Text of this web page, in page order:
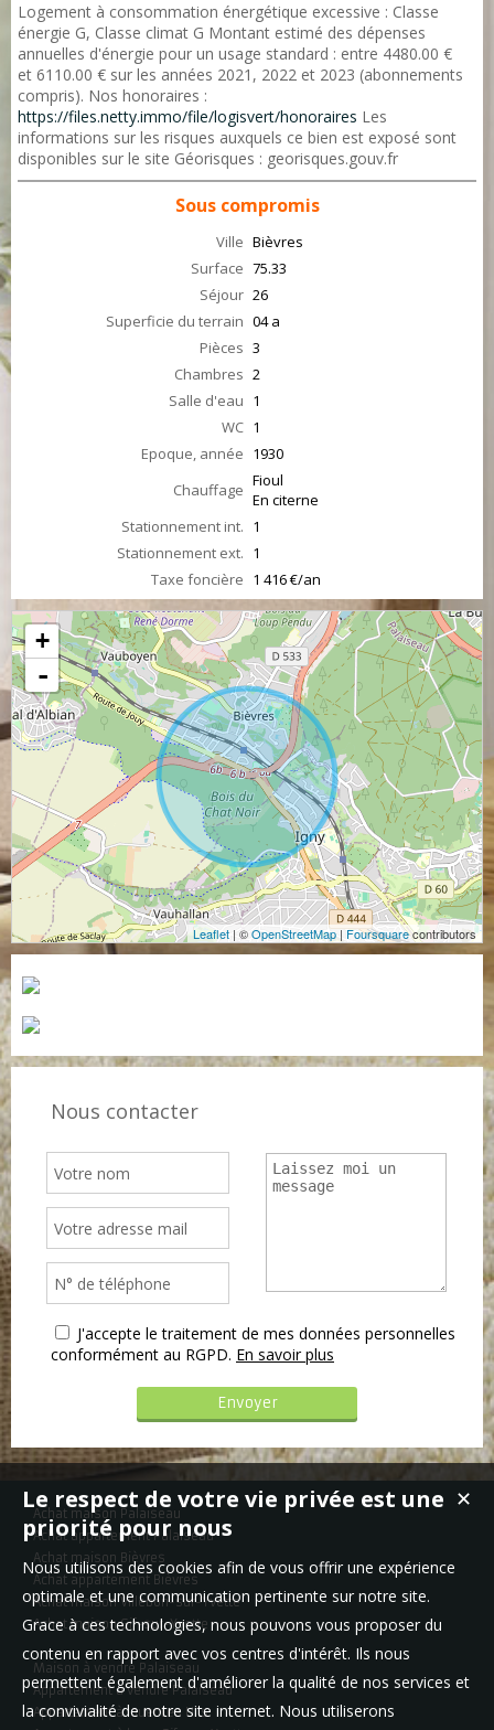
Logement à consommation énergétique excessive : Classe
énergie G, Classe climat G Montant estimé des dépenses
annuelles d'énergie pour un usage standard : entre 4480.00 €
et 6110.00 € sur les années 2021, 2022 et 2023 (abonnements
compris). Nos honoraires :
https://files.netty.immo/file/logisvert/honoraires Les
informations sur les risques auxquels ce bien est exposé sont
disponibles sur le site Géorisques : georisques.gouv.fr
Sous compromis
Ville Bièvres
Surface 75.33
Séjour 26
Superficie du terrain 04 a
Pièces 3
Chambres 2
Salle d'eau 1
WC 1
Epoque, année 1930
Chauffage Fioul
En citerne
Stationnement int. 1
Stationnement ext. 1
Taxe foncière 1 416 €/an
+
-
Leaflet | ©OpenStreetMap|Foursquarecontributors
Nous contacter
J'accepte le traitement de mes données personnelles
conformément au RGPD. En savoir plus
Achat maison Palaiseau
Achat appartement Palaiseau
Achat maison Bièvres
Achat appartement Bièvres
Achat maison Villebon-sur-Yvette
Achat maison Gif-sur-Yvette
Maison à vendre Palaiseau
Appartement à vendre Palaiseau
Appartement à louer Les Ulis
✕
Le respect de votre vie privée est une
priorité pour nous
Nous utilisons des cookies afin de vous offrir une expérience
optimale et une communication pertinente sur notre site.
Grace à ces technologies, nous pouvons vous proposer du
contenu en rapport avec vos centres d'intérêt. Ils nous
permettent également d'améliorer la qualité de nos services et
la convivialité de notre site internet. Nous utiliserons